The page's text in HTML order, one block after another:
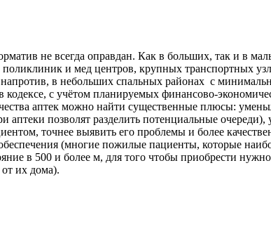
не всегда оправдан. Как в больших, так и в
и мед центров, крупных транспортных
в небольших спальных районах с
с учётом планируемых финансово-
аптек можно найти существенные плюсы:
позволят разделить потенциальные
точнее выявить его проблемы и более
(многие пожилые пациенты, которые
в 500 и более м, для того чтобы приобрести
их дома).